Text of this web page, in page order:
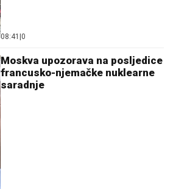
08:41 |0
Moskva upozorava na posljedice
francusko-njemačke nuklearne
saradnje